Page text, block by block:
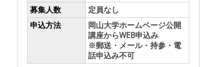
募集人数
定員なし
申込方法
岡山大学ホームページ公開
講座からWEB申込み
※郵送・メール・持参・電
話申込み不可